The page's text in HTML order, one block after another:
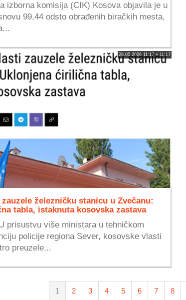
izborna komisija (CIK) Kosova objavila je u
99,44 odsto obrađenih biračkih mesta,
28.05.2026 11:17 » 11:17
železničku stanicu u Zvečanu:
tabla, istaknuta kosovska zastava
prisustvu više ministara u tehničkom
policije regiona Sever, kosovske vlasti
preuzele...
1 2 3 4 5 6 7 8